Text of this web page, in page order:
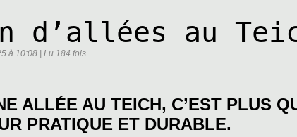
d’allées au
à 10:08 | Lu 184 fois
ALLÉE AU TEICH, C’EST PLUS
PRATIQUE ET DURABLE.